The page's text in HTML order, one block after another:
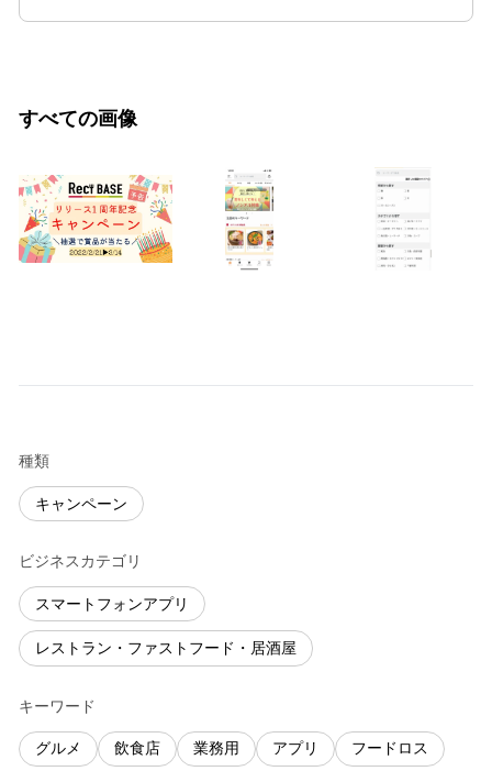
すべての画像
種類
キャンペーン
ビジネスカテゴリ
スマートフォンアプリ
レストラン・ファストフード・居酒屋
キーワード
グルメ 飲食店 業務用 アプリ フードロス